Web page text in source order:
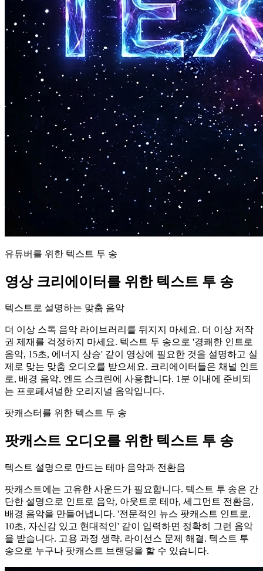
유튜버를 위한 텍스트 투 송
영상 크리에이터를 위한 텍스트 투 송
텍스트로 설명하는 맞춤 음악
더 이상 스톡 음악 라이브러리를 뒤지지 마세요. 더 이상 저작
권 제재를 걱정하지 마세요. 텍스트 투 송으로 '경쾌한 인트로
음악, 15초, 에너지 상승' 같이 영상에 필요한 것을 설명하고 실
제로 맞는 맞춤 오디오를 받으세요. 크리에이터들은 채널 인트
로, 배경 음악, 엔드 스크린에 사용합니다. 1분 이내에 준비되
는 프로페셔널한 오리지널 음악입니다.
팟캐스터를 위한 텍스트 투 송
팟캐스트 오디오를 위한 텍스트 투 송
텍스트 설명으로 만드는 테마 음악과 전환음
팟캐스트에는 고유한 사운드가 필요합니다. 텍스트 투 송은 간
단한 설명으로 인트로 음악, 아웃트로 테마, 세그먼트 전환음,
배경 음악을 만들어냅니다. '전문적인 뉴스 팟캐스트 인트로,
10초, 자신감 있고 현대적인' 같이 입력하면 정확히 그런 음악
을 받습니다. 고용 과정 생략. 라이선스 문제 해결. 텍스트 투
송으로 누구나 팟캐스트 브랜딩을 할 수 있습니다.